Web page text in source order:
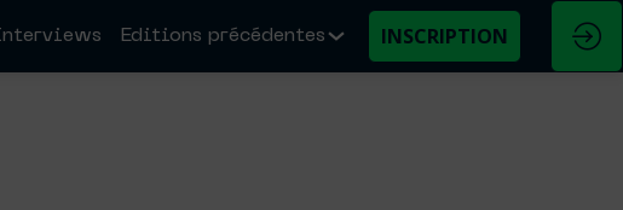
Editions précédentes INSCRIPTION